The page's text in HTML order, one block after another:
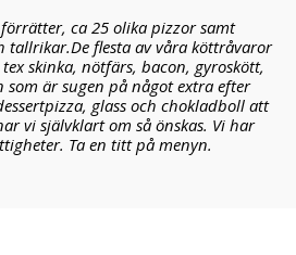
ca 25 olika pizzor samt
tallrikar.De flesta av våra köttråvaror
skinka, nötfärs, bacon, gyroskött,
som är sugen på något extra efter
glass och chokladboll att
vi självklart om så önskas. Vi har
. Ta en titt på menyn.